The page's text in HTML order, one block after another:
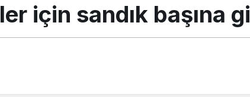
için sandık başına